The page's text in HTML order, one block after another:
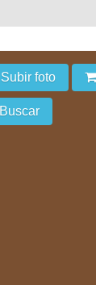
Subir foto
Buscar